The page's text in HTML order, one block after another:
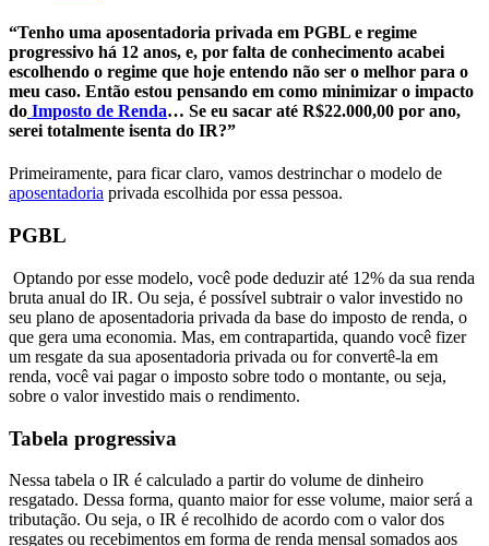
“Tenho uma aposentadoria privada em PGBL e regime
progressivo há 12 anos, e, por falta de conhecimento acabei
escolhendo o regime que hoje entendo não ser o melhor para o
meu caso. Então estou pensando em como minimizar o impacto
do Imposto de Renda… Se eu sacar até R$22.000,00 por ano,
serei totalmente isenta do IR?”
Primeiramente, para ficar claro, vamos destrinchar o modelo de
aposentadoria privada escolhida por essa pessoa.
PGBL
Optando por esse modelo, você pode deduzir até 12% da sua renda
bruta anual do IR. Ou seja, é possível subtrair o valor investido no
seu plano de aposentadoria privada da base do imposto de renda, o
que gera uma economia. Mas, em contrapartida, quando você fizer
um resgate da sua aposentadoria privada ou for convertê-la em
renda, você vai pagar o imposto sobre todo o montante, ou seja,
sobre o valor investido mais o rendimento.
Tabela progressiva
Nessa tabela o IR é calculado a partir do volume de dinheiro
resgatado. Dessa forma, quanto maior for esse volume, maior será a
tributação. Ou seja, o IR é recolhido de acordo com o valor dos
resgates ou recebimentos em forma de renda mensal somados aos